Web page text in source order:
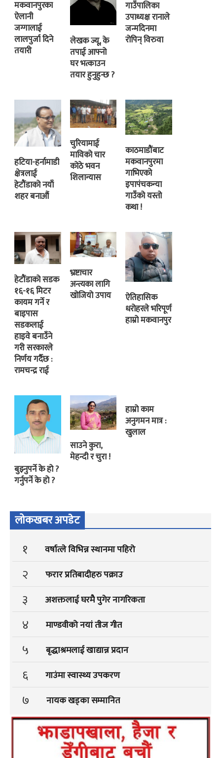
मकवानपुरका
ऐलानी
जग्गालाई
लालपुर्जा दिने
तयारी
लेखक ज्यू, के
तपाई आफ्नो
घर भत्काउन
तयार हुनुहुन्छ ?
गाउँपालिका
उपाध्यक्ष रानाले
जन्मदिनमा
रोपिन् विरुवा
हटिया-हर्नामाडी
क्षेत्रलाई
हेटौंडाको नयाँ
शहर बनाऔं
चुरियामाई
माविको चार
कोठे भवन
शिलान्यास
काठमाडौंबाट
मकवानपुरमा
गाभिएको
इपापंचकन्या
गाउँको यस्तो
कथा !
हेटौंडाको सडक
१६-१६ मिटर
कायम गर्ने र
बाइपास
सडकलाई
हाइवे बनाउँने
गरी सरकारले
निर्णय गर्दैछ :
रामचन्द्र राई
भ्रष्टाचार
अन्त्यका लागि
खोजियो उपाय
ऐतिहासिक
धरोहरले भरिपूर्ण
हाम्रो मकवानपुर
बुझ्नुपर्ने के हो ?
गर्नुपर्ने के हो ?
साउने कुरा,
मेहन्दी र चुरा !
हाम्रो काम
अनुगमन मात्र :
खुलाल
लोकखबर अपडेट
१ वर्षात्ले विभिन्न स्थानमा पहिरो
२ फरार प्रतिबादीहरु पक्राउ
३ अशक्तलाई घरमै पुगेर नागरिकता
४ माण्डवीको नयां तीज गीत
५ बृद्धाश्रमलाई खाद्यान्न प्रदान
६ गाउंमा स्वास्थ्य उपकरण
७ नायक खड्का सम्मानित